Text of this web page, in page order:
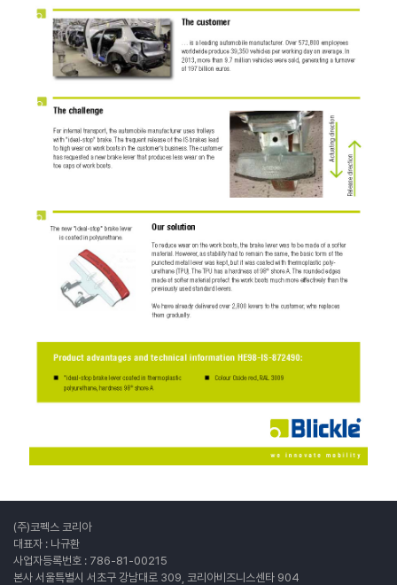
(주)코펙스 코리아
대표자 : 나규환
사업자등록번호 : 786-81-00215
본사 서울특별시 서초구 강남대로 309, 코리아비즈니스센타 904